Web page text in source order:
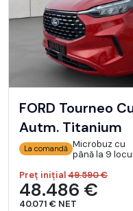
FORD Tourneo
Autm. Titanium
La comandă Microbuz cu
până la 9
Preț inițial49.590 €
48.486 €
40.071 € NET